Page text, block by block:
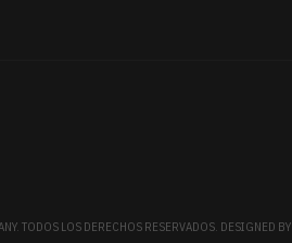
TODOS LOS DERECHOS RESERVADOS. DESIGNED BY